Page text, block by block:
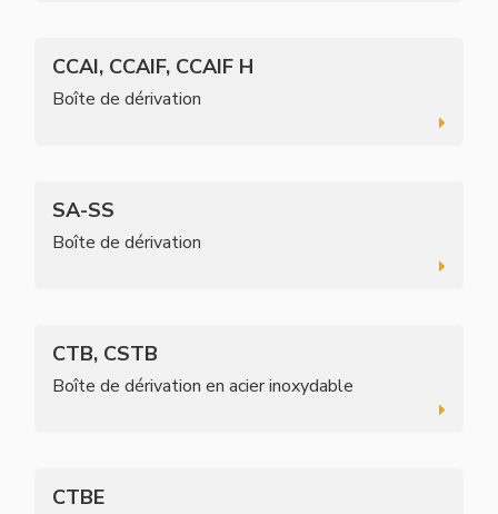
CCAI, CCAIF, CCAIF H
Boîte de dérivation
SA-SS
Boîte de dérivation
CTB, CSTB
Boîte de dérivation en acier inoxydable
CTBE